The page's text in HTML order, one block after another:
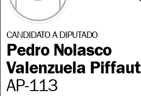
CANDIDATO A DIPUTADO
Pedro Nolasco
Valenzuela Piffaut
AP-113